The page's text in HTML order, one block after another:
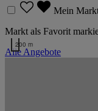
Mein
Markt als Favorit
Alle Angebote
200 m